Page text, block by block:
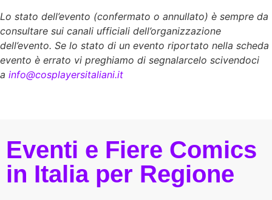
Lo stato dell’evento (confermato o annullato) è sempre da
consultare sui canali ufficiali dell’organizzazione
dell’evento. Se lo stato di un evento riportato nella scheda
evento è errato vi preghiamo di segnalarcelo scivendoci
a info@cosplayersitaliani.it
Eventi e Fiere Comics
in Italia per Regione